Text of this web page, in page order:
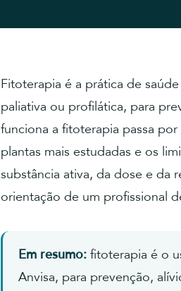
Fitoterapia é a prática de
paliativa ou profilática, para
funciona a fitoterapia passa
plantas mais estudadas e os
substância ativa, da dose e da
orientação de um profissional
Em resumo: fitoterapia é o
Anvisa, para prevenção,